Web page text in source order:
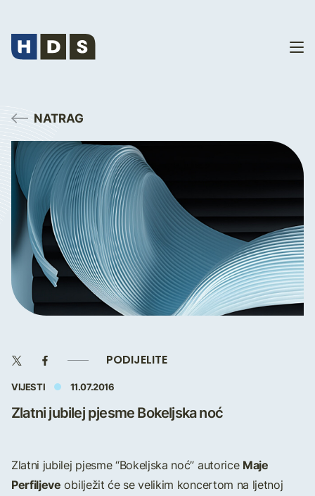
NATRAG
PODIJELITE
VIJESTI 11.07.2016
Zlatni jubilej pjesme Bokeljska noć
Zlatni jubilej pjesme “Bokeljska noć” autorice Maje
Perfiljeve obilježit će se velikim koncertom na ljetnoj